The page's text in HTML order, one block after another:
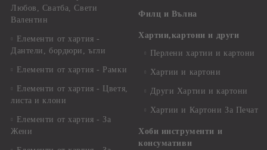
Любов, Сватба, Свети
Валентин
Елементи от хартия -
Дантели, бордюри, ъгли
Елементи от хартия - Рамки
Елементи от хартия - Цветя,
листа и клони
Елементи от хартия - За
Жени
Филц и Вълна
Хартии,картони и други
Перлени хартии и картони
Хартии и картони
Други Хартии и картони
Хартии и Картони За Печат
Хоби инструменти и
консумативи